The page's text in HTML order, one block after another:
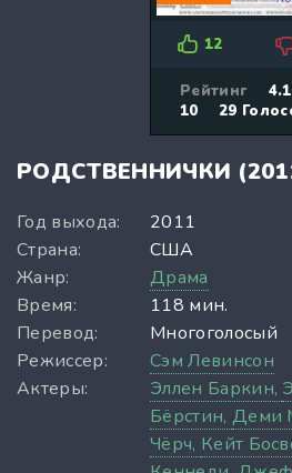
12
Рейтинг
10
29
РОДСТВЕННИЧКИ
Год выхода:
2011
Страна:
США
Жанр:
Драма
Время:
118 мин.
Перевод:
Многоголосый
Режиссер:
Сэм Левинсон
Актеры:
Эллен Баркин,
Бёрстин, Деми
Чёрч, Кейт